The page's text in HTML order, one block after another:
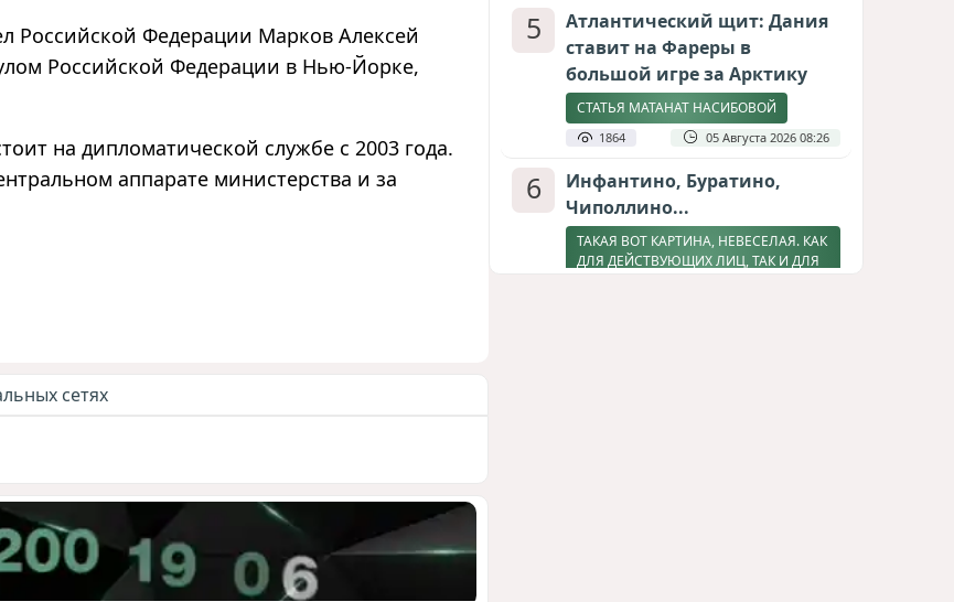
Российской Федерации Марков Алексей
Российской Федерации в Нью-Йорке,
на дипломатической службе с 2003 года.
аппарате министерства и за
сетях
5
Атлантический щит: Дания
ставит на Фареры в
большой игре за Арктику
СТАТЬЯ МАТАНАТ НАСИБОВОЙ
1864 05 Августа 2026 08:26
6
Инфантино, Буратино,
Чиполлино...
ТАКАЯ ВОТ КАРТИНА, НЕВЕСЕЛАЯ. КАК
ДЛЯ ДЕЙСТВУЮЩИХ ЛИЦ, ТАК И ДЛЯ